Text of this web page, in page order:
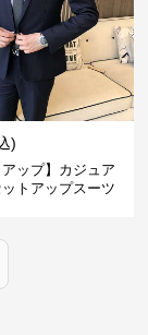
)
アップ】カジュア
トアップスーツ